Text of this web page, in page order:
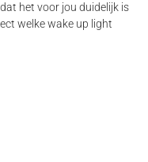
het voor jou duidelijk is
welke wake up light